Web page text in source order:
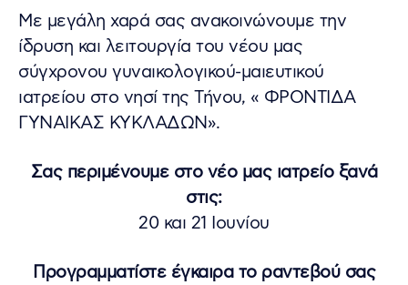
Με μεγάλη χαρά σας ανακοινώνουμε την
ίδρυση και λειτουργία του νέου μας
σύγχρονου γυναικολογικού-μαιευτικού
ιατρείου στο νησί της Τήνου, « ΦΡΟΝΤΙΔΑ
ΓΥΝΑΙΚΑΣ ΚΥΚΛΑΔΩΝ».
Σας περιμένουμε στο νέο μας ιατρείο ξανά
στις:
20 και 21 Ιουνίου
Προγραμματίστε έγκαιρα το ραντεβού σας